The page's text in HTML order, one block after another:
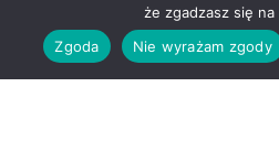
Warszawa Śródmieście,
ul. Nowy Świat 58A
Ordynackiej
że zgadzasz się
Zgoda
Nie wyrażam zgody